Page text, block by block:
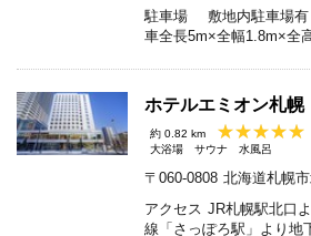
駐車場
敷地内駐車場
車全長5m×全幅1.8m×全
ホテルエミオン札幌
約 0.82 km
大浴場
サウナ 水風呂
〒060-0808 北海道札幌
アクセス JR札幌駅北口
線「さっぽろ駅」より地